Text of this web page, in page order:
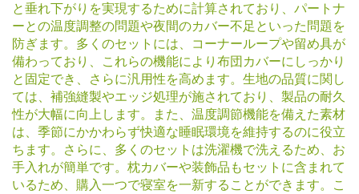
と垂れ下がりを実現するために計算されており、パートナ
ーとの温度調整の問題や夜間のカバー不足といった問題を
防ぎます。多くのセットには、コーナーループや留め具が
備わっており、これらの機能により布団カバーにしっかり
と固定でき、さらに汎用性を高めます。生地の品質に関し
ては、補強縫製やエッジ処理が施されており、製品の耐久
性が大幅に向上します。また、温度調節機能を備えた素材
は、季節にかかわらず快適な睡眠環境を維持するのに役立
ちます。さらに、多くのセットは洗濯機で洗えるため、お
手入れが簡単です。枕カバーや装飾品もセットに含まれて
いるため、購入一つで寝室を一新することができます。こ